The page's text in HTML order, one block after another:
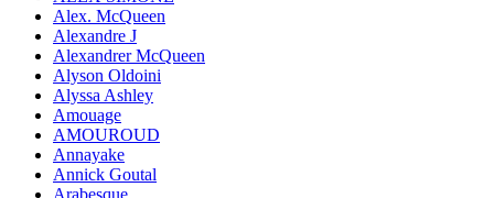
Alex. McQueen
Alexandre J
Alexandrer McQueen
Alyson Oldoini
Alyssa Ashley
Amouage
AMOUROUD
Annayake
Annick Goutal
Arabesque